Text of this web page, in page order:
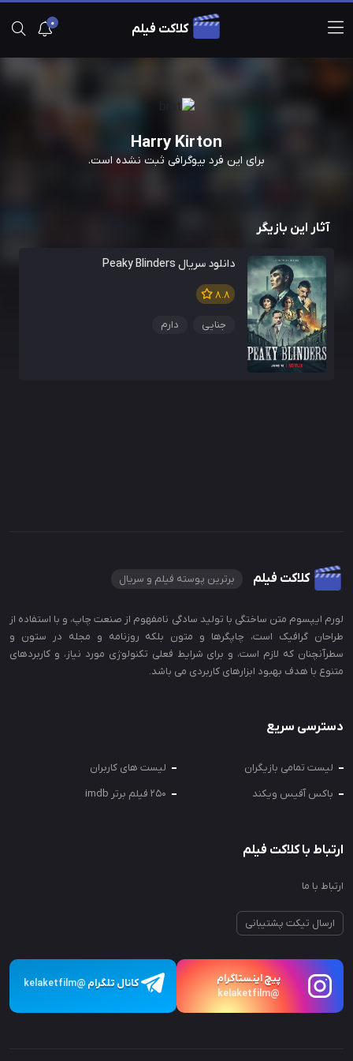
0 کلاکت فیلم
Harry Kirton
برای این فرد بیوگرافی ثبت نشده است.
آثار این بازیگر
دانلود سریال Peaky Blinders
8.8
جنایی دارم
کلاکت فیلم برترین پوسته فیلم و سریال
لورم ایپسوم متن ساختگی با تولید سادگی نامفهوم از صنعت چاپ، و با استفاده از
طراحان گرافیک است، چاپگرها و متون بلکه روزنامه و مجله در ستون و
سطرآنچنان که لازم است، و برای شرایط فعلی تکنولوژی مورد نیاز، و کاربردهای
متنوع با هدف بهبود ابزارهای کاربردی می باشد.
دسترسی سریع
لیست تمامی بازیگران
لیست های کاربران
باکس آفیس ویکند
250 فیلم برتر imdb
ارتباط با کلاکت فیلم
ارتباط با ما
ارسال تیکت پشتیبانی
پیچ اینستاگرام
@kelaketfilm
کانال تلگرام @kelaketfilm